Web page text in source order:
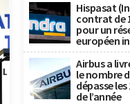
Hispasat
contrat de
pour un
européen
Airbus a
le nombre
dépasse
de l’année